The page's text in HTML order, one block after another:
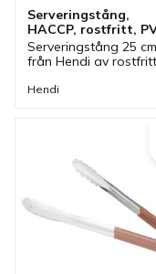
Serveringstång,
HACCP, rostfritt,
25 cm, röd
Serveringstång 25 cm
från Hendi av rostfritt
PVC i röd färg. Tång
Hendi